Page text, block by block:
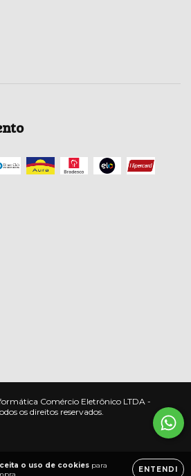
o uso de cookies para
ENTENDI
Comércio Eletrônico LTDA -
os direitos reservados.